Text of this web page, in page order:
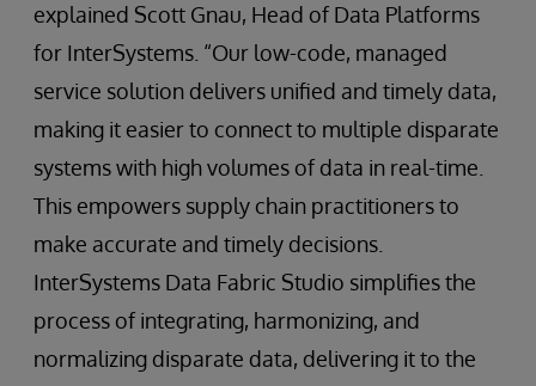
explained Scott Gnau, Head of Data Platforms
for InterSystems. “Our low-code, managed
service solution delivers unified and timely data,
making it easier to connect to multiple disparate
systems with high volumes of data in real-time.
This empowers supply chain practitioners to
make accurate and timely decisions.
InterSystems Data Fabric Studio simplifies the
process of integrating, harmonizing, and
normalizing disparate data, delivering it to the